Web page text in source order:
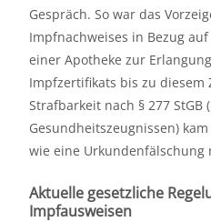
Gespräch. So war das
Impfnachweises in Bezug
einer Apotheke zur
Impfzertifikats bis zu diesem
Strafbarkeit nach § 277
Gesundheitszeugnissen)
wie eine Urkundenfälschung
Aktuelle gesetzliche
Impfausweisen